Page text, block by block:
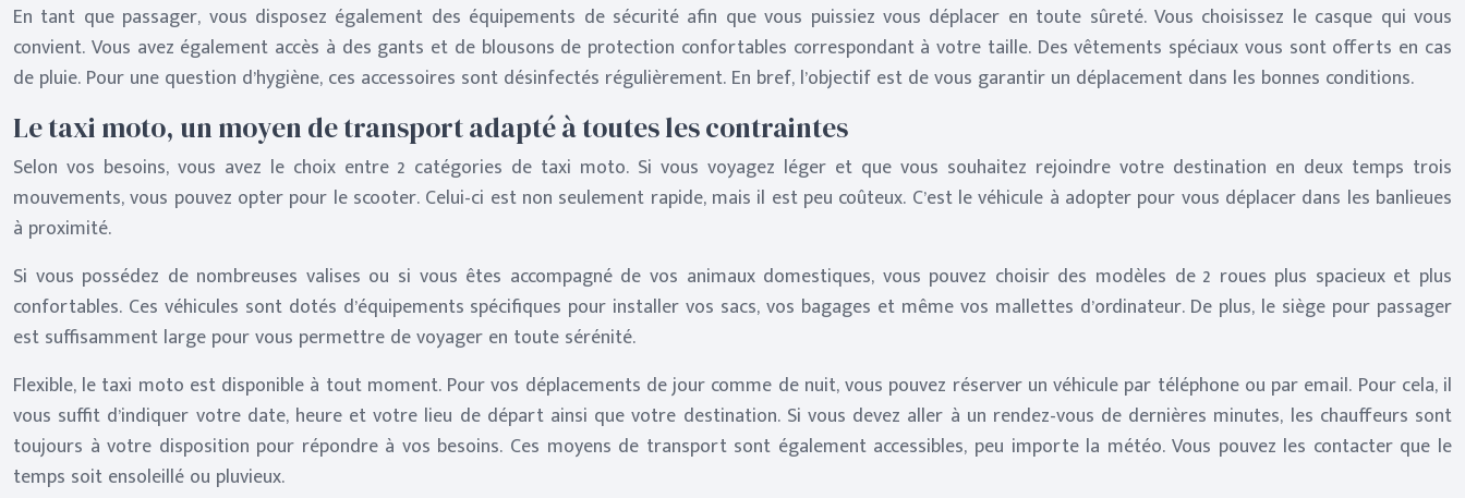
En tant que passager, vous disposez également des équipements de sécurité afin que vous puissiez vous déplacer en toute sûreté. Vous choisissez le casque qui vous
convient. Vous avez également accès à des gants et de blousons de protection confortables correspondant à votre taille. Des vêtements spéciaux vous sont offerts en cas
de pluie. Pour une question d’hygiène, ces accessoires sont désinfectés régulièrement. En bref, l’objectif est de vous garantir un déplacement dans les bonnes conditions.
Le taxi moto, un moyen de transport adapté à toutes les contraintes
Selon vos besoins, vous avez le choix entre 2 catégories de taxi moto. Si vous voyagez léger et que vous souhaitez rejoindre votre destination en deux temps trois
mouvements, vous pouvez opter pour le scooter. Celui-ci est non seulement rapide, mais il est peu coûteux. C’est le véhicule à adopter pour vous déplacer dans les banlieues
à proximité.
Si vous possédez de nombreuses valises ou si vous êtes accompagné de vos animaux domestiques, vous pouvez choisir des modèles de 2 roues plus spacieux et plus
confortables. Ces véhicules sont dotés d’équipements spécifiques pour installer vos sacs, vos bagages et même vos mallettes d’ordinateur. De plus, le siège pour passager
est suffisamment large pour vous permettre de voyager en toute sérénité.
Flexible, le taxi moto est disponible à tout moment. Pour vos déplacements de jour comme de nuit, vous pouvez réserver un véhicule par téléphone ou par email. Pour cela, il
vous suffit d’indiquer votre date, heure et votre lieu de départ ainsi que votre destination. Si vous devez aller à un rendez-vous de dernières minutes, les chauffeurs sont
toujours à votre disposition pour répondre à vos besoins. Ces moyens de transport sont également accessibles, peu importe la météo. Vous pouvez les contacter que le
temps soit ensoleillé ou pluvieux.